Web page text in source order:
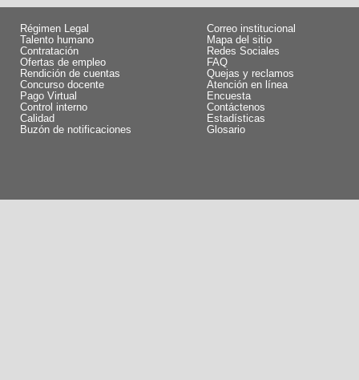
Régimen Legal
Talento humano
Contratación
Ofertas de empleo
Rendición de cuentas
Concurso docente
Pago Virtual
Control interno
Calidad
Buzón de notificaciones
Correo institucional
Mapa del sitio
Redes Sociales
FAQ
Quejas y reclamos
Atención en línea
Encuesta
Contáctenos
Estadísticas
Glosario